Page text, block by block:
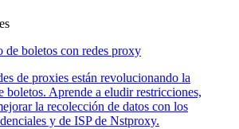
de boletos con redes proxy
de proxies están revolucionando la
boletos. Aprende a eludir restricciones,
la recolección de datos con los
y de ISP de Nstproxy.